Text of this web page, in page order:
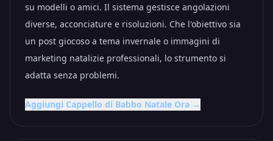
su modelli o amici. Il sistema gestisce angolazioni
diverse, acconciature e risoluzioni. Che l'obiettivo sia
un post giocoso a tema invernale o immagini di
marketing natalizie professionali, lo strumento si
adatta senza problemi.
Aggiungi Cappello di Babbo Natale Ora →